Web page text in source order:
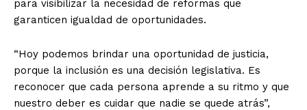
para visibilizar la necesidad de reformas que
garanticen igualdad de oportunidades.
“Hoy podemos brindar una oportunidad de justicia,
porque la inclusión es una decisión legislativa. Es
reconocer que cada persona aprende a su ritmo y que
nuestro deber es cuidar que nadie se quede atrás”,